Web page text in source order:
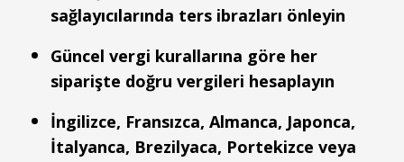
sağlayıcılarında ters ibrazları önleyin
Güncel vergi kurallarına göre her
siparişte doğru vergileri hesaplayın
İngilizce, Fransızca, Almanca, Japonca,
İtalyanca, Brezilyaca, Portekizce veya